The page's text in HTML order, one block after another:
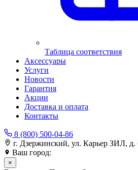
Таблица соответствия
Аксессуары
Услуги
Новости
Гарантия
Акции
Доставка и оплата
Контакты
8 (800) 500-04-86
г. Дзержинский, ул. Карьер ЗИЛ, д.
Ваш город:
×